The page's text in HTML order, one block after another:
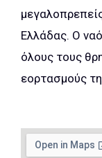
Ελλάδας. Ο
όλους τους
εορτασμούς